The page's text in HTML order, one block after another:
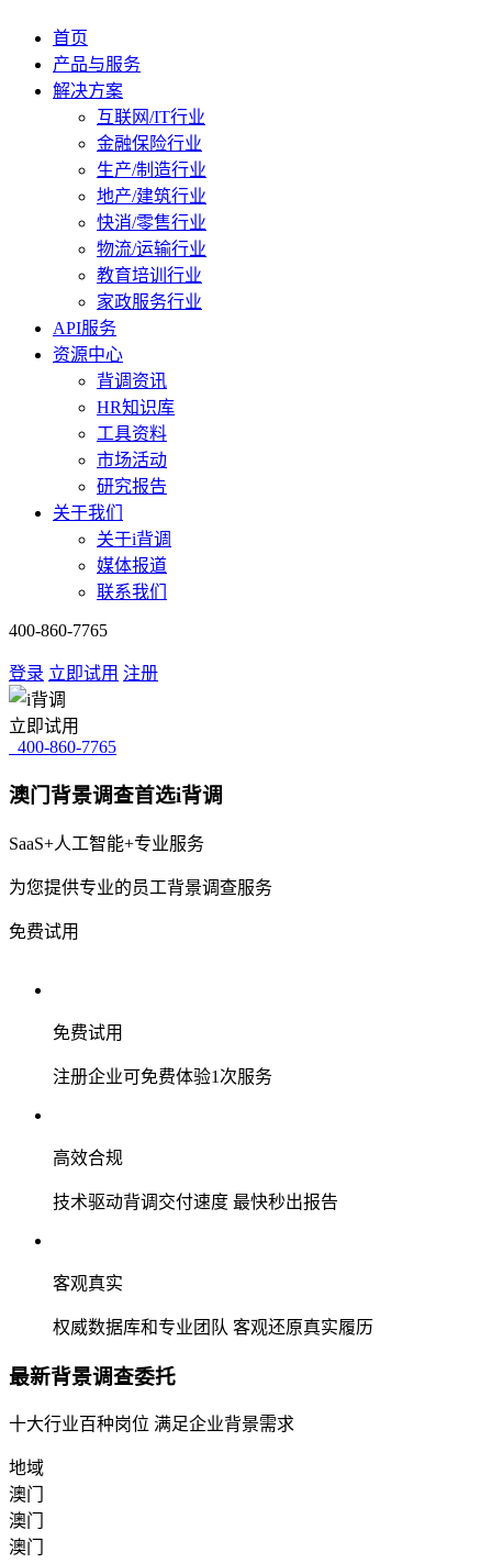
首页
产品与服务
解决方案
互联网/IT行业
金融保险行业
生产/制造行业
地产/建筑行业
快消/零售行业
物流/运输行业
教育培训行业
家政服务行业
API服务
资源中心
背调资讯
HR知识库
工具资料
市场活动
研究报告
关于我们
关于i背调
媒体报道
联系我们
400-860-7765
登录 立即试用 注册
立即试用
400-860-7765
澳门背景调查首选i背调
SaaS+人工智能+专业服务
为您提供专业的员工背景调查服务
免费试用
免费试用
注册企业可免费体验1次服务
高效合规
技术驱动背调交付速度 最快秒出报告
客观真实
权威数据库和专业团队 客观还原真实履历
最新背景调查委托
十大行业百种岗位 满足企业背景需求
地域
澳门
澳门
澳门